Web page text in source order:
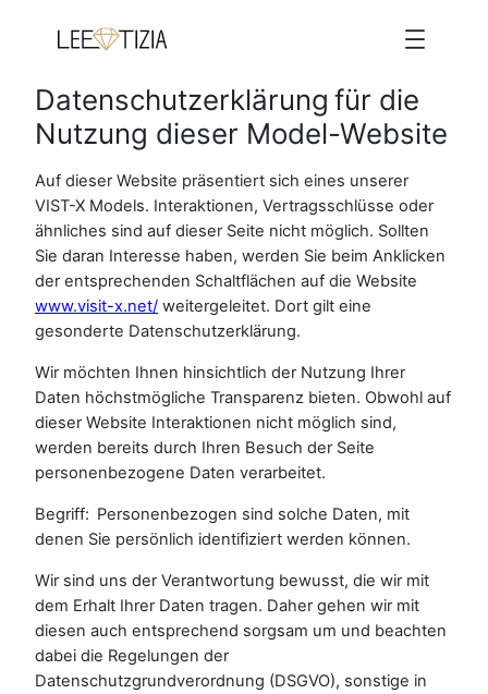
Datenschutzerklärung für die
Nutzung dieser Model-Website
Auf dieser Website präsentiert sich eines unserer
VIST-X Models. Interaktionen, Vertragsschlüsse oder
ähnliches sind auf dieser Seite nicht möglich. Sollten
Sie daran Interesse haben, werden Sie beim Anklicken
der entsprechenden Schaltflächen auf die Website
www.visit-x.net/ weitergeleitet. Dort gilt eine
gesonderte Datenschutzerklärung.
Wir möchten Ihnen hinsichtlich der Nutzung Ihrer
Daten höchstmögliche Transparenz bieten. Obwohl auf
dieser Website Interaktionen nicht möglich sind,
werden bereits durch Ihren Besuch der Seite
personenbezogene Daten verarbeitet.
Begriff: Personenbezogen sind solche Daten, mit
denen Sie persönlich identifiziert werden können.
Wir sind uns der Verantwortung bewusst, die wir mit
dem Erhalt Ihrer Daten tragen. Daher gehen wir mit
diesen auch entsprechend sorgsam um und beachten
dabei die Regelungen der
Datenschutzgrundverordnung (DSGVO), sonstige in